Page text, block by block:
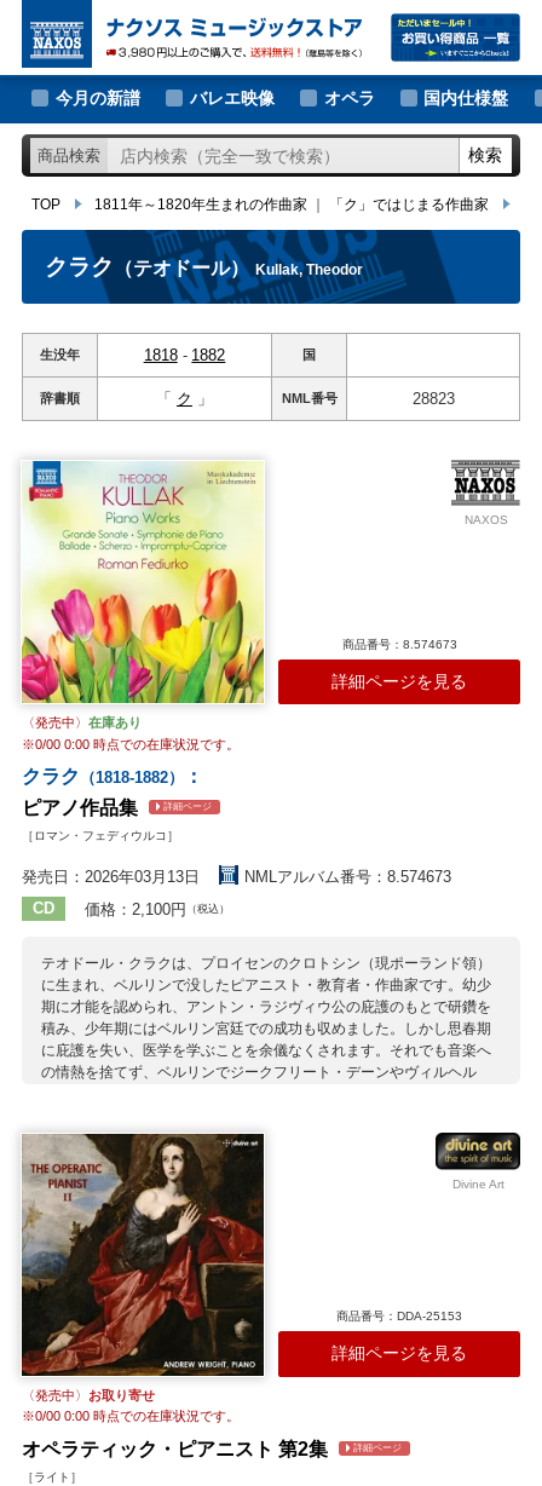
大作曲家の新譜
著名作曲家の新譜
マイナー作曲家の新譜
月別新譜一覧
今月の新譜 バレエ映像 オペラ 国内仕様盤
商品検索 検索
TOP 1811年～1820年生まれの作曲家 「ク」ではじまる作曲家
TOP 1811年～1820年生まれの作曲家 ｜「ク」ではじまる作曲家
クラク （テオドール） Kullak, Theodor
生没年 1818 - 1882 国
辞書順 「 ク 」 NML番号 28823
NAXOS
商品番号：8.574673
詳細ページを見る
〈発売中〉 在庫あり
※0/00 0:00時点での在庫状況です。
クラク （1818-1882）
：
ピアノ作品集
詳細ページ
［ロマン・フェディウルコ］
発売日：2026年03月13日
NMLアルバム番号：8.574673
CD
価格：2,100円 （税込）
テオドール・クラクは、プロイセンのクロトシン（現ポーランド領）
に生まれ、ベルリンで没したピアニスト・教育者・作曲家です。幼少
期に才能を認められ、アントン・ラジヴィウ公の庇護のもとで研鑽を
積み、少年期にはベルリン宮廷での成功も収めました。しかし思春期
に庇護を失い、医学を学ぶことを余儀なくされます。それでも音楽へ
の情熱を捨てず、ベルリンでジークフリート・デーンやヴィルヘル
後はプロイセン王女アンナのピアノ教師に任命され、社交界で名声を
確立します。1846年には宮廷ピアニストとなり、1850年にはベルリン
音楽学校を共同設立、さらに私立の「クラク・アカデミー」を創設し
てドイツ最大級の音楽教育機関へと発展させました。教育者として多
大な影響を与える一方、作曲家・編曲家としても多数の作品を残し、
その活動は生涯にわたり精力的に続けられました。 （...）
収録作曲家：
Divine Art
商品番号：DDA-25153
詳細ページを見る
〈発売中〉 お取り寄せ
※0/00 0:00時点での在庫状況です。
オペラティック・ピアニスト 第2集 詳細ページ
［ライト］